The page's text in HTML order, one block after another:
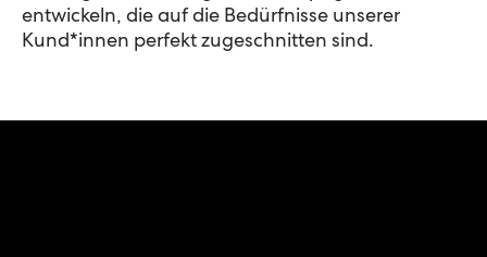
entwickeln, die auf die Bedürfnisse unserer
Kund*innen perfekt zugeschnitten sind.